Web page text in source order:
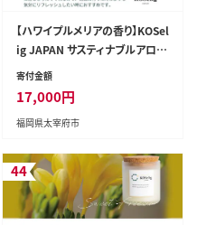
【ハワイプルメリアの香り】KOSel
ig JAPAN サスティナブルアロマ
キャンドル「日本酒瓶からできた
植物由来/オールハンドメイド」
寄付金額
17,000円
福岡県太宰府市
44